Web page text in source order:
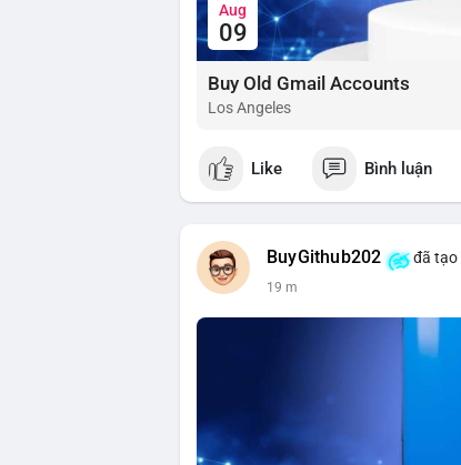
Aug
09
Buy Old Gmail Accounts
Los Angeles
Like Bình luận
BuyGithub202 đã tạo
19 m